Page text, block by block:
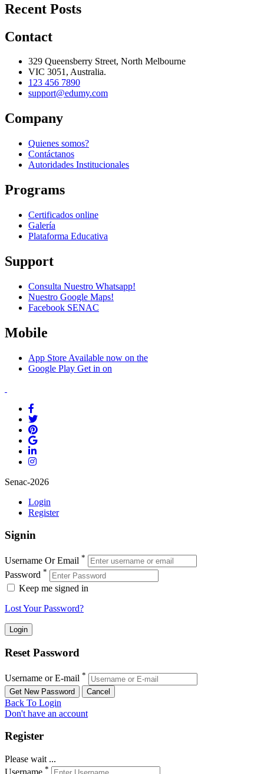
Recent Posts
Contact
329 Queensberry Street, North Melbourne
VIC 3051, Australia.
123 456 7890
support@edumy.com
Company
Quienes somos?
Contáctanos
Autoridades Institucionales
Programs
Certificados online
Galería
Plataforma Educativa
Support
Consulta Nuestro Whatsapp!
Nuestro Google Maps!
Facebook SENAC
Mobile
App Store Available now on the
Google Play Get in on
Senac-2026
Login
Register
Signin
Username Or Email *
Password *
Keep me signed in
Lost Your Password?
Reset Password
Username or E-mail *
Back To Login
Don't have an account
Register
Please wait ...
*